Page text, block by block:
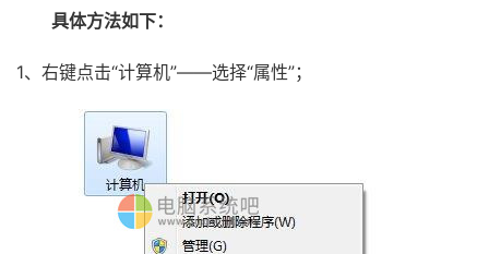
具体方法如下：
1、右键点击“计算机”——选择“属性”；